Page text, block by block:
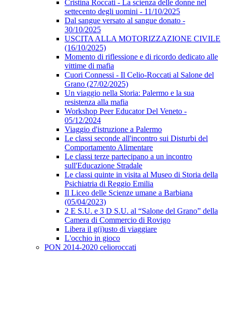
Cristina Roccati - La scienza delle donne nel
settecento degli uomini - 11/10/2025
Dal sangue versato al sangue donato -
30/10/2025
USCITA ALLA MOTORIZZAZIONE CIVILE
(16/10/2025)
Momento di riflessione e di ricordo dedicato alle
vittime di mafia
Cuori Connessi - Il Celio-Roccati al Salone del
Grano (27/02/2025)
Un viaggio nella Storia: Palermo e la sua
resistenza alla mafia
Workshop Peer Educator Del Veneto -
05/12/2024
Viaggio d'istruzione a Palermo
Le classi seconde all'incontro sui Disturbi del
Comportamento Alimentare
Le classi terze partecipano a un incontro
sull'Educazione Stradale
Le classi quinte in visita al Museo di Storia della
Psichiatria di Reggio Emilia
Il Liceo delle Scienze umane a Barbiana
(05/04/2023)
2 E S.U. e 3 D S.U. al “Salone del Grano” della
Camera di Commercio di Rovigo
Libera il g(i)usto di viaggiare
L'occhio in gioco
PON 2014-2020 celioroccati